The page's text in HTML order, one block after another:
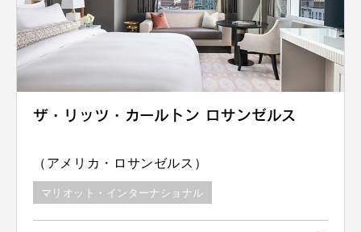
ザ・リッツ・カールトン ロサンゼルス
（アメリカ・ロサンゼルス）
マリオット・インターナショナル